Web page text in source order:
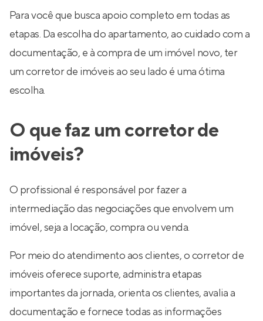
Para você que busca apoio completo em todas as
etapas. Da escolha do apartamento, ao cuidado com a
documentação, e à compra de um imóvel novo, ter
um corretor de imóveis ao seu lado é uma ótima
escolha.
O que faz um corretor de
imóveis?
O profissional é responsável por fazer a
intermediação das negociações que envolvem um
imóvel, seja a locação, compra ou venda.
Por meio do atendimento aos clientes, o corretor de
imóveis oferece suporte, administra etapas
importantes da jornada, orienta os clientes, avalia a
documentação e fornece todas as informações